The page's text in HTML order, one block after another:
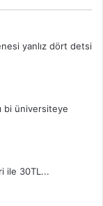
yanlız dört detsi
bi üniversiteye
ile 30TL...